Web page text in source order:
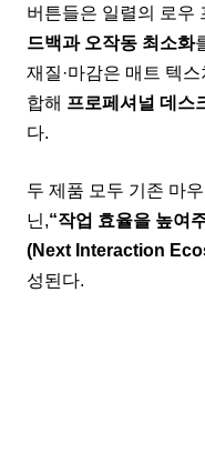
버튼들은 일렬의 로우
드백과 오작동 최소화
재질·마감은 매트 텍
합해 프로페셔널 데스
다.
두 제품 모두 기존 마
닌, “작업 효율을 높여
(Next Interaction
성된다.